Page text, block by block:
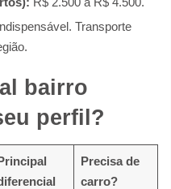
Transporte
bairro
perfil?
Precisa de
carro?